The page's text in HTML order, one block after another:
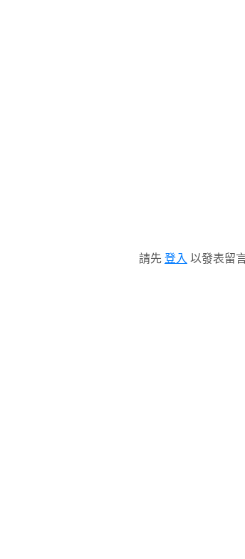
請先 登入 以發表留